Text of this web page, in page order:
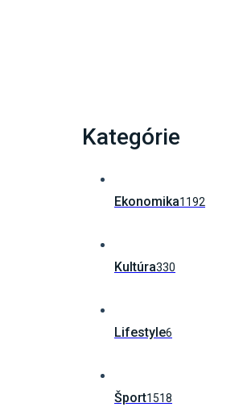
Kategórie
Ekonomika1192
Kultúra330
Lifestyle6
Šport1518